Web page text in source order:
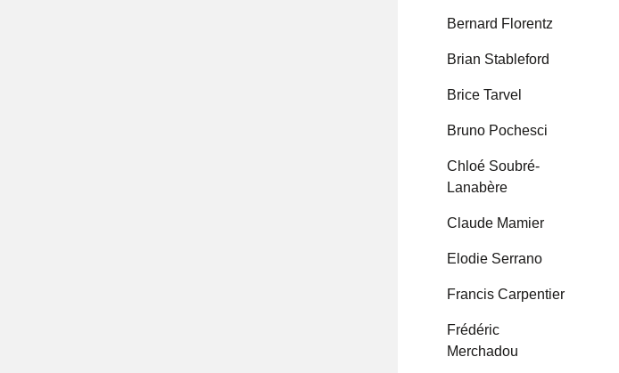
Bernard Florentz
Brian Stableford
Brice Tarvel
Bruno Pochesci
Chloé Soubré-
Lanabère
Claude Mamier
Elodie Serrano
Francis Carpentier
Frédéric
Merchadou